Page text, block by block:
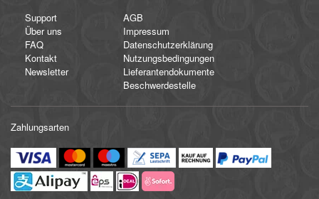
Support
Über uns
FAQ
Kontakt
Newsletter
AGB
Impressum
Datenschutzerklärung
Nutzungsbedingungen
Lieferantendokumente
Beschwerdestelle
Zahlungsarten